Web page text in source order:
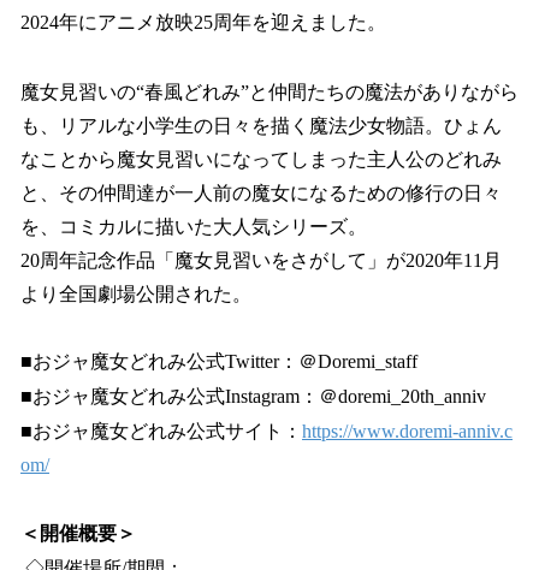
2024年にアニメ放映25周年を迎えました。
魔女見習いの“春風どれみ”と仲間たちの魔法がありながら
も、リアルな小学生の日々を描く魔法少女物語。ひょん
なことから魔女見習いになってしまった主人公のどれみ
と、その仲間達が一人前の魔女になるための修行の日々
を、コミカルに描いた大人気シリーズ。
20周年記念作品「魔女見習いをさがして」が2020年11月
より全国劇場公開された。
■おジャ魔女どれみ公式Twitter：＠Doremi_staff
■おジャ魔女どれみ公式Instagram：＠doremi_20th_anniv
■おジャ魔女どれみ公式サイト： https://www.doremi-anniv.c
om/
＜開催概要＞